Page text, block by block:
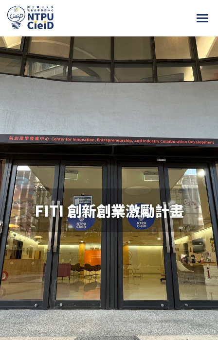
FITI 創新創業激勵計畫